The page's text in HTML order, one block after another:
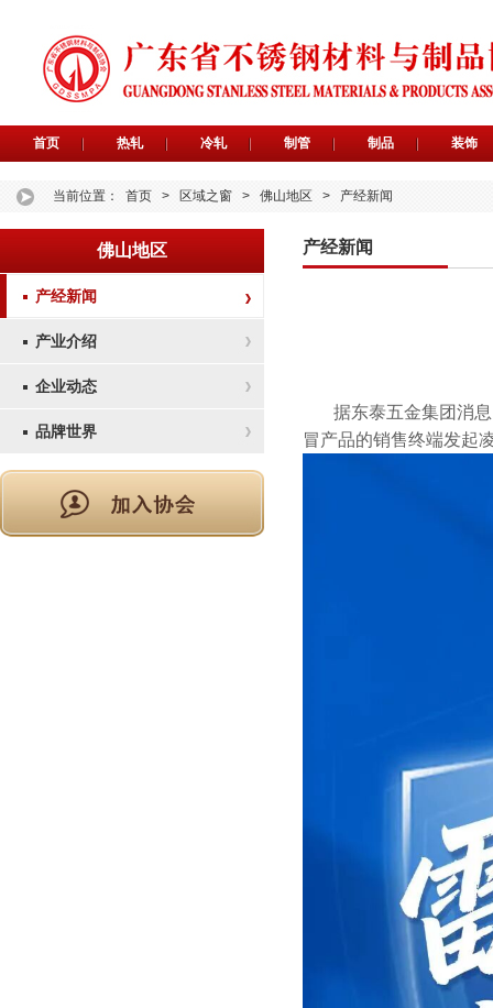
首页 热轧 冷轧 制管 制品 装饰
当前位置： 首页 > 区域之窗 > 佛山地区 > 产经新闻
佛山地区
产经新闻
产业介绍
企业动态
品牌世界
产经新闻
据东泰五金集团消
冒产品的销售终端发起